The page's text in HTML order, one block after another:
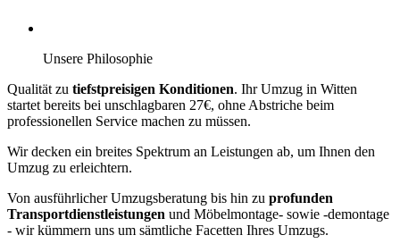
Unsere Philosophie
Qualität zu tiefstpreisigen Konditionen. Ihr Umzug in Witten
startet bereits bei unschlagbaren 27€, ohne Abstriche beim
professionellen Service machen zu müssen.
Wir decken ein breites Spektrum an Leistungen ab, um Ihnen den
Umzug zu erleichtern.
Von ausführlicher Umzugsberatung bis hin zu profunden
Transportdienstleistungen und Möbelmontage- sowie -demontage
- wir kümmern uns um sämtliche Facetten Ihres Umzugs.